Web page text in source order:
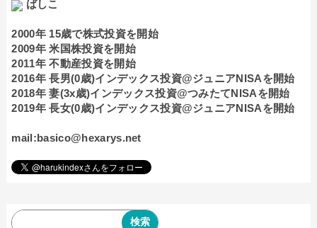
ばしこ
2000年 15歳で株式投資を開始
2009年 米国株投資を開始
2011年 不動産投資を開始
2016年 長男(0歳)インデックス投資@ジュニアNISAを開始
2018年 妻(3x歳)インデックス投資@つみたてNISAを開始
2019年 長女(0歳)インデックス投資@ジュニアNISAを開始
mail:basico@hexarys.net